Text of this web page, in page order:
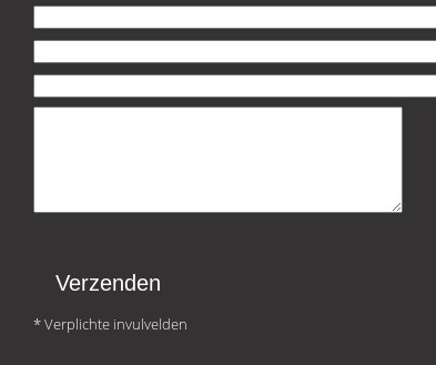
* Verplichte invulvelden